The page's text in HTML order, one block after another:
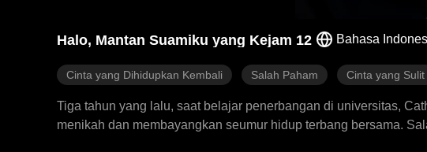
Halo, Mantan Suamiku yang Kejam 12 Bahasa
Cinta yang Dihidupkan Kembali Salah Paham Cinta yang
Tiga tahun yang lalu, saat belajar penerbangan di universitas,
menikah dan membayangkan seumur hidup terbang bersama.